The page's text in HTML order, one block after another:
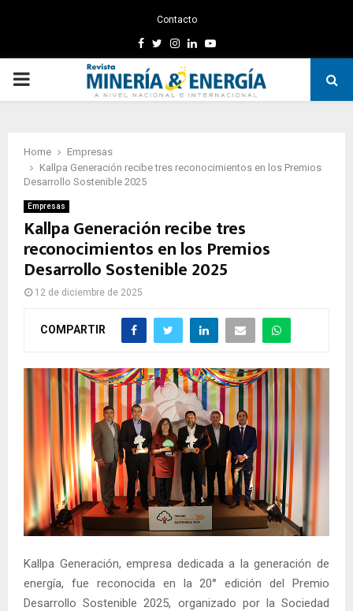
Contacto
Facebook
TwitterInstagram
LinkedinYoutube
PRIMARY
Home
Empresas
Kallpa Generación recibe tres reconocimientos en los Premios
Desarrollo Sostenible 2025
Empresas
Kallpa Generación recibe tres
reconocimientos en los Premios
Desarrollo Sostenible 2025
12 de diciembre de 2025
COMPARTIR
Kallpa Generación, empresa dedicada a la generación de
energía, fue reconocida en la 20° edición del Premio
Desarrollo Sostenible 2025, organizado por la Sociedad